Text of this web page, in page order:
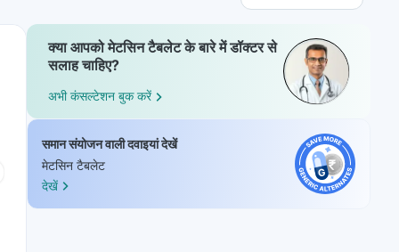
क्या आपको मेटसिन टैबलेट के बारे में डॉक्टर से
सलाह चाहिए?
अभी कंसल्टेशन बुक करें
समान संयोजन वाली दवाइयां देखें
मेटसिन टैबलेट
देखें